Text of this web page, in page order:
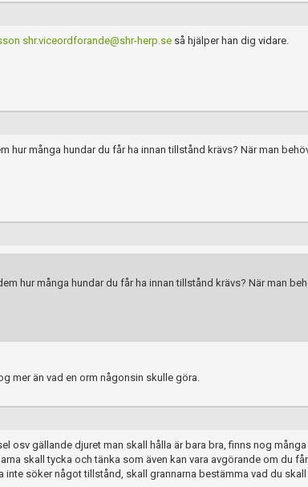
shr.viceordforande@shr-herp.se så hjälper han dig vidare.
hur många hundar du får ha innan tillstånd krävs? När man
hur många hundar du får ha innan tillstånd krävs? När man
mer än vad en orm någonsin skulle göra.
osv gällande djuret man skall hålla är bara bra, finns nog
skall tycka och tänka som även kan vara avgörande om du
inte söker något tillstånd, skall grannarna bestämma vad du